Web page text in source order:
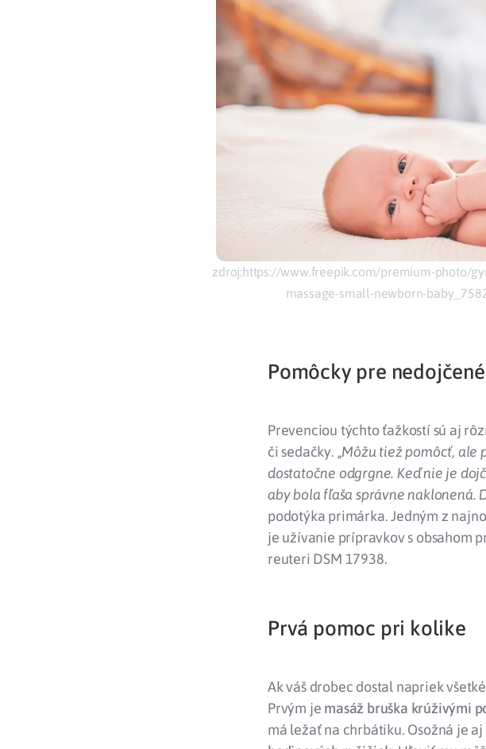
zdroj:https://www.freepik.com/premium-photo/
massage-small-newborn-
Pomôcky pre
Prevenciou týchto ťažkostí sú aj
či sedačky. „Môžu tiež pomôcť, ale
dostatočne odgrgne. Keď nie je
aby bola fľaša správne naklonená.
podotýka primárka. Jedným z
je užívanie prípravkov s obsahom
reuteri DSM 17938.
Prvá pomoc pri kolike
Ak váš drobec dostal napriek
Prvým je masáž bruška krúživými
má ležať na chrbátiku. Osožná je aj